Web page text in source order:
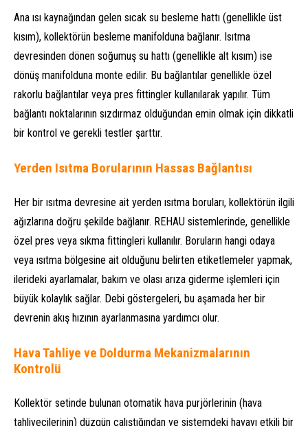
Ana ısı kaynağından gelen sıcak su besleme hattı (genellikle üst
kısım), kollektörün besleme manifolduna bağlanır. Isıtma
devresinden dönen soğumuş su hattı (genellikle alt kısım) ise
dönüş manifolduna monte edilir. Bu bağlantılar genellikle özel
rakorlu bağlantılar veya pres fittingler kullanılarak yapılır. Tüm
bağlantı noktalarının sızdırmaz olduğundan emin olmak için dikkatli
bir kontrol ve gerekli testler şarttır.
Yerden Isıtma Borularının Hassas Bağlantısı
Her bir ısıtma devresine ait yerden ısıtma boruları, kollektörün ilgili
ağızlarına doğru şekilde bağlanır. REHAU sistemlerinde, genellikle
özel pres veya sıkma fittingleri kullanılır. Boruların hangi odaya
veya ısıtma bölgesine ait olduğunu belirten etiketlemeler yapmak,
ilerideki ayarlamalar, bakım ve olası arıza giderme işlemleri için
büyük kolaylık sağlar. Debi göstergeleri, bu aşamada her bir
devrenin akış hızının ayarlanmasına yardımcı olur.
Hava Tahliye ve Doldurma Mekanizmalarının
Kontrolü
Kollektör setinde bulunan otomatik hava purjörlerinin (hava
tahliyecilerinin) düzgün çalıştığından ve sistemdeki havayı etkili bir